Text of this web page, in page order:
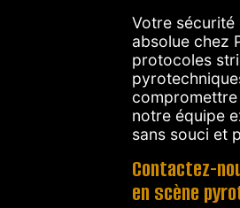
Votre
absolue chez
protocoles
compromettre
notre équipe
sans souci et
Contactez-
en scène